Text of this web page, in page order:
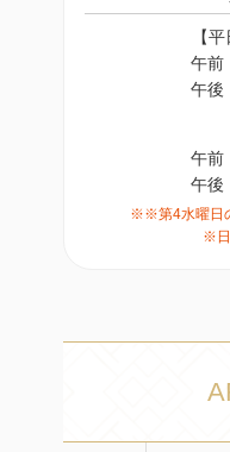
【
午前
午後
午前
午後
※※第4水曜日
※日